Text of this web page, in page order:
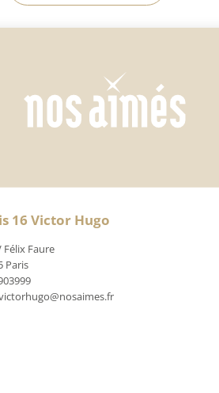
16 Victor Hugo
Félix Faure
Paris